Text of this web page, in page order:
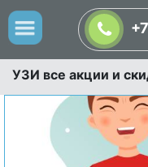
УЗИ все акции и